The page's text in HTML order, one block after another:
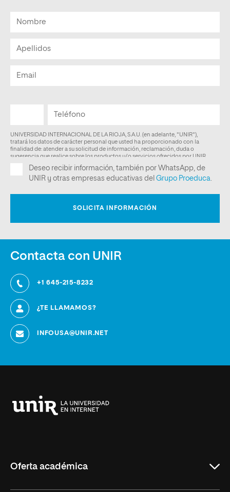
Contacta con UNIR
+1 645-215-8232
¿TE LLAMAMOS?
INFOUSA@UNIR.NET
Oferta académica